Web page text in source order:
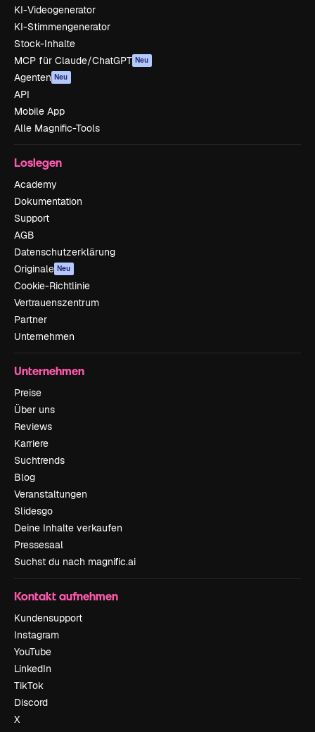
KI-Videogenerator
KI-Stimmengenerator
Stock-Inhalte
MCP für Claude/ChatGPT Neu
Agenten Neu
API
Mobile App
Alle Magnific-Tools
Loslegen
Academy
Dokumentation
Support
AGB
Datenschutzerklärung
Originale Neu
Cookie-Richtlinie
Vertrauenszentrum
Partner
Unternehmen
Unternehmen
Preise
Über uns
Reviews
Karriere
Suchtrends
Blog
Veranstaltungen
Slidesgo
Deine Inhalte verkaufen
Pressesaal
Suchst du nach magnific.ai
Kontakt aufnehmen
Kundensupport
Instagram
YouTube
LinkedIn
TikTok
Discord
X